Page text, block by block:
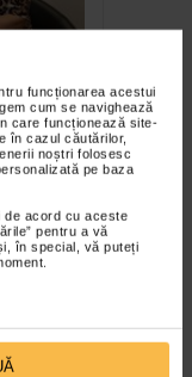
funcționarea acestui
cum se navighează
care funcționează site-
în cazul căutărilor,
noștri folosesc
pe baza
de acord cu aceste
pentru a vă
în special, vă puteți
o viață
cu